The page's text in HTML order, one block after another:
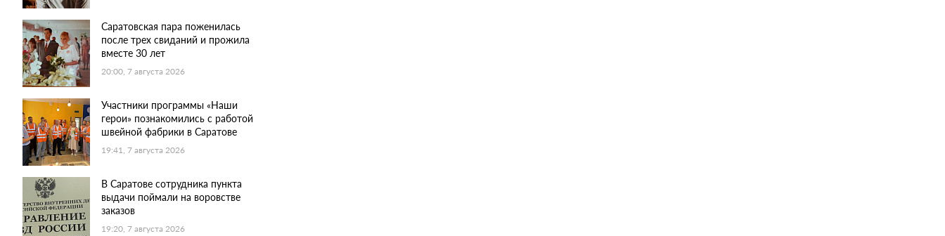
Саратовская пара поженилась
после трех свиданий и прожила
вместе 30 лет
20:00, 7 августа 2026
Участники программы «Наши
герои» познакомились с работой
швейной фабрики в Саратове
19:41, 7 августа 2026
В Саратове сотрудника пункта
выдачи поймали на воровстве
заказов
19:20, 7 августа 2026